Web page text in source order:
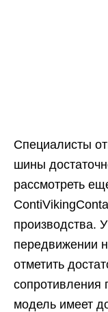
Специалисты
шины
рассмотреть
производства.
передвижении
отметить
сопротивления
модель имеет